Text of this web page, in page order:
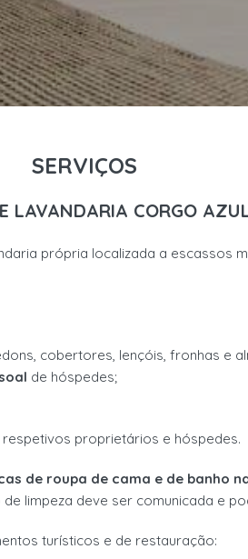
SERVIÇOS
LAVANDARIA CORGO
própria localizada a escassos
cobertores, lençóis, fronhas e
de hóspedes;
respetivos proprietários e hóspedes.
de roupa de cama e de banho
de limpeza deve ser comunicada e
turísticos e de restauração: